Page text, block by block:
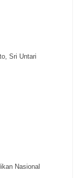
Sri Untari
Nasional